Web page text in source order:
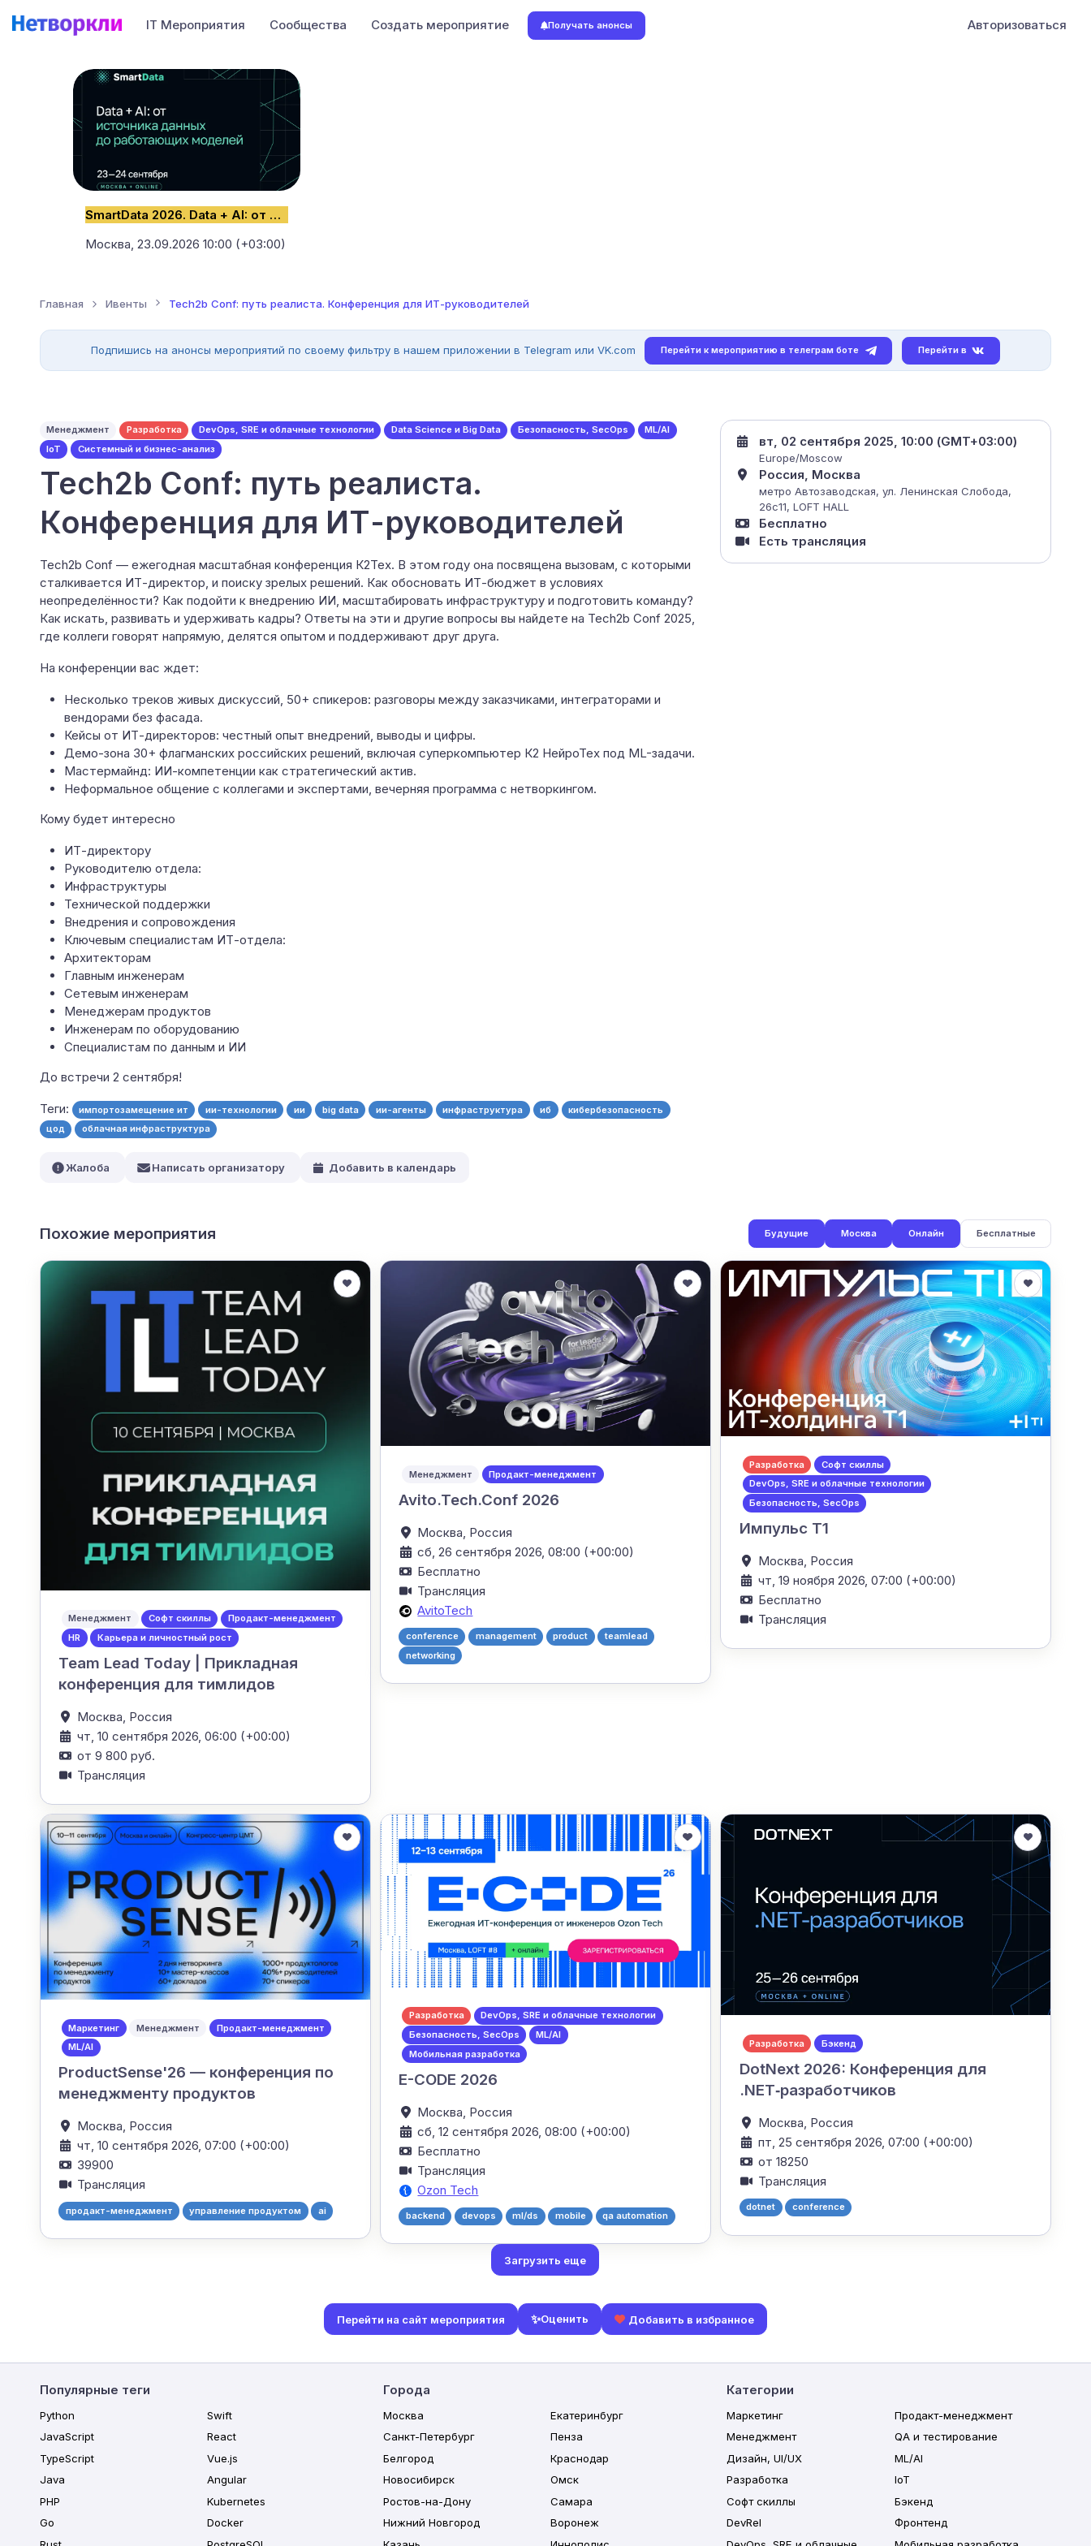
IT Мероприятия Сообщества Создать мероприятие Получать анонсы Авторизоваться
SmartData 2026. Data + AI: от источника данных до работающих моделей
Москва, 23.09.2026 10:00 (+03:00)
Главная Ивенты Tech2b Conf: путь реалиста. Конференция для ИТ-руководителей
Подпишись на анонсы мероприятий по своему фильтру в нашем приложении в Telegram или VK.com Перейти к мероприятию в телеграм боте Перейти в
Менеджмент Разработка DevOps, SRE и облачные технологии Data Science и Big Data Безопасность, SecOps
ML/AI
IoT
Системный и бизнес-анализ
Tech2b Conf: путь реалиста.
Конференция для ИТ-руководителей
Tech2b Conf — ежегодная масштабная конференция К2Тех. В этом году она посвящена вызовам, с которыми
сталкивается ИТ-директор, и поиску зрелых решений. Как обосновать ИТ-бюджет в условиях
неопределённости? Как подойти к внедрению ИИ, масштабировать инфраструктуру и подготовить команду?
Как искать, развивать и удерживать кадры? Ответы на эти и другие вопросы вы найдете на Tech2b Conf 2025,
где коллеги говорят напрямую, делятся опытом и поддерживают друг друга.
На конференции вас ждет:
Несколько треков живых дискуссий, 50+ спикеров: разговоры между заказчиками, интеграторами и
вендорами без фасада.
Кейсы от ИТ-директоров: честный опыт внедрений, выводы и цифры.
Демо-зона 30+ флагманских российских решений, включая суперкомпьютер К2 НейроТех под ML-задачи.
Мастермайнд: ИИ-компетенции как стратегический актив.
Неформальное общение с коллегами и экспертами, вечерняя программа с нетворкингом.
Кому будет интересно
ИТ-директору
Руководителю отдела:
Инфраструктуры
Технической поддержки
Внедрения и сопровождения
Ключевым специалистам ИТ-отдела:
Архитекторам
Главным инженерам
Сетевым инженерам
Менеджерам продуктов
Инженерам по оборудованию
Специалистам по данным и ИИ
До встречи 2 сентября!
Теги: импортозамещение ит ии-технологии ии big data ии-агенты инфраструктура иб
кибербезопасность
цод
облачная инфраструктура
вт, 02 сентября 2025, 10:00 (GMT+03:00)
Europe/Moscow
Россия, Москва
метро Автозаводская, ул. Ленинская Слобода,
26c11, LOFT HALL
Бесплатно
Есть трансляция
Жалоба Написать организатору Добавить в календарь
Похожие мероприятия Будущие Москва Онлайн Бесплатные
Менеджмент Софт скиллы
Продакт-менеджмент
HR
Карьера и личностный рост
Team Lead Today | Прикладная
конференция для тимлидов
Москва, Россия
чт, 10 сентября 2026, 06:00 (+00:00)
от 9 800 руб.
Трансляция
Менеджмент Продакт-менеджмент
Avito.Tech.Conf 2026
Москва, Россия
сб, 26 сентября 2026, 08:00 (+00:00)
Бесплатно
Трансляция
AvitoTech
conference management product
teamlead
networking
Разработка
Софт скиллы
DevOps, SRE и облачные технологии
Безопасность, SecOps
Импульс Т1
Москва, Россия
чт, 19 ноября 2026, 07:00 (+00:00)
Бесплатно
Трансляция
Маркетинг Менеджмент
Продакт-менеджмент
ML/AI
ProductSense'26 — конференция по
менеджменту продуктов
Москва, Россия
чт, 10 сентября 2026, 07:00 (+00:00)
39900
Трансляция
продакт-менеджмент управление продуктом ai
Разработка
DevOps, SRE и облачные технологии
Безопасность, SecOps
ML/AI
Мобильная разработка
E-CODE 2026
Москва, Россия
сб, 12 сентября 2026, 08:00 (+00:00)
Бесплатно
Трансляция
Ozon Tech
backend devops ml/ds mobile qa automation
Разработка Бэкенд
DotNext 2026: Конференция для
.NET‑разработчиков
Москва, Россия
пт, 25 сентября 2026, 07:00 (+00:00)
от 18250
Трансляция
dotnet conference
Загрузить еще
Перейти на сайт мероприятия ✨Оценить Добавить в избранное
Популярные теги
Python
JavaScript
TypeScript
Java
PHP
Go
Swift
React
Vue.js
Angular
Kubernetes
Docker
Города
Москва
Санкт-Петербург
Белгород
Новосибирск
Ростов-на-Дону
Нижний Новгород
Екатеринбург
Пенза
Краснодар
Омск
Самара
Воронеж
Категории
Маркетинг
Менеджмент
Дизайн, UI/UX
Разработка
Софт скиллы
DevRel
Продакт-менеджмент
QA и тестирование
ML/AI
IoT
Бэкенд
Фронтенд